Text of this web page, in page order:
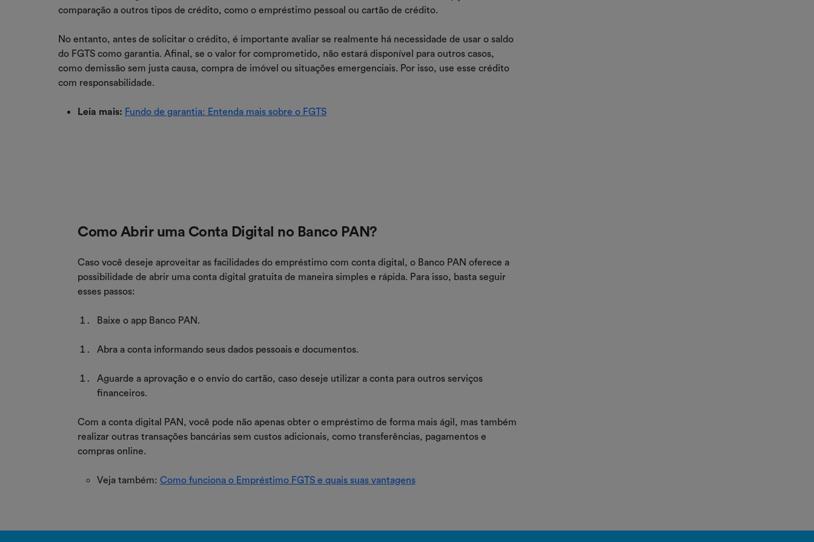
comparação a outros tipos de crédito, como o empréstimo pessoal ou cartão de crédito.
No entanto, antes de solicitar o crédito, é importante avaliar se realmente há necessidade de usar o saldo
do FGTS como garantia. Afinal, se o valor for comprometido, não estará disponível para outros casos,
como demissão sem justa causa, compra de imóvel ou situações emergenciais. Por isso, use esse crédito
com responsabilidade.
Leia mais: Fundo de garantia: Entenda mais sobre o FGTS
Como Abrir uma Conta Digital no Banco PAN?
Caso você deseje aproveitar as facilidades do empréstimo com conta digital, o Banco PAN oferece a
possibilidade de abrir uma conta digital gratuita de maneira simples e rápida. Para isso, basta seguir
esses passos:
Baixe o app Banco PAN.
Abra a conta informando seus dados pessoais e documentos.
Aguarde a aprovação e o envio do cartão, caso deseje utilizar a conta para outros serviços
financeiros.
Com a conta digital PAN, você pode não apenas obter o empréstimo de forma mais ágil, mas também
realizar outras transações bancárias sem custos adicionais, como transferências, pagamentos e
compras online.
Veja também: Como funciona o Empréstimo FGTS e quais suas vantagens